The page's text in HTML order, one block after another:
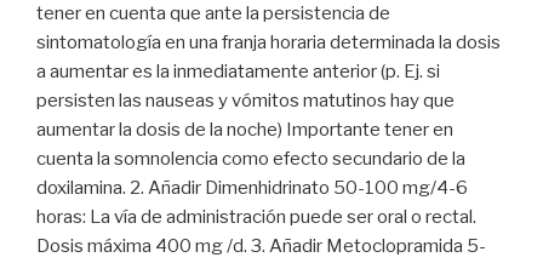
tener en cuenta que ante la persistencia de
sintomatología en una franja horaria determinada la dosis
a aumentar es la inmediatamente anterior (p. Ej. si
persisten las nauseas y vómitos matutinos hay que
aumentar la dosis de la noche) Importante tener en
cuenta la somnolencia como efecto secundario de la
doxilamina. 2. Añadir Dimenhidrinato 50-100 mg/4-6
horas: La vía de administración puede ser oral o rectal.
Dosis máxima 400 mg /d. 3. Añadir Metoclopramida 5-